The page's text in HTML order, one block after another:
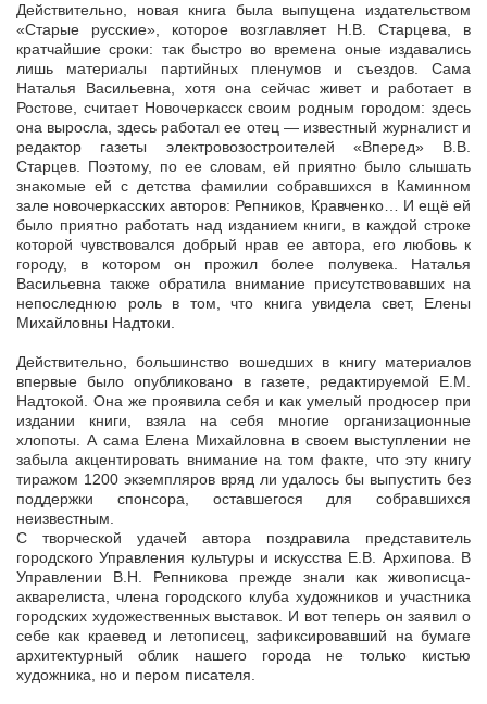
Действительно, новая книга была выпущена издательством
«Старые русские», которое возглавляет Н.В. Старцева, в
кратчайшие сроки: так быстро во времена оные издавались
лишь материалы партийных пленумов и съездов. Сама
Наталья Васильевна, хотя она сейчас живет и работает в
Ростове, считает Новочеркасск своим родным городом: здесь
она выросла, здесь работал ее отец — известный журналист и
редактор газеты электровозостроителей «Вперед» В.В.
Старцев. Поэтому, по ее словам, ей приятно было слышать
знакомые ей с детства фамилии собравшихся в Каминном
зале новочеркасских авторов: Репников, Кравченко… И ещё ей
было приятно работать над изданием книги, в каждой строке
которой чувствовался добрый нрав ее автора, его любовь к
городу, в котором он прожил более полувека. Наталья
Васильевна также обратила внимание присутствовавших на
непоследнюю роль в том, что книга увидела свет, Елены
Михайловны Надтоки.
Действительно, большинство вошедших в книгу материалов
впервые было опубликовано в газете, редактируемой Е.М.
Надтокой. Она же проявила себя и как умелый продюсер при
издании книги, взяла на себя многие организационные
хлопоты. А сама Елена Михайловна в своем выступлении не
забыла акцентировать внимание на том факте, что эту книгу
тиражом 1200 экземпляров вряд ли удалось бы выпустить без
поддержки спонсора, оставшегося для собравшихся
неизвестным.
С творческой удачей автора поздравила представитель
городского Управления культуры и искусства Е.В. Архипова. В
Управлении В.Н. Репникова прежде знали как живописца-
акварелиста, члена городского клуба художников и участника
городских художественных выставок. И вот теперь он заявил о
себе как краевед и летописец, зафиксировавший на бумаге
архитектурный облик нашего города не только кистью
художника, но и пером писателя.